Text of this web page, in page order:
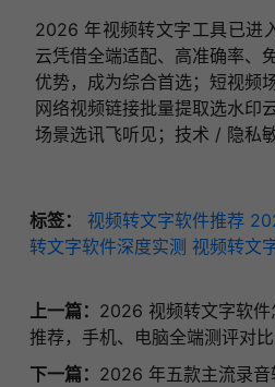
2026 年视频转文字工具已进
云凭借全端适配、高准确率、
优势，成为综合首选；短视频
网络视频链接批量提取选水印
场景选讯飞听见；技术 / 隐私
标签： 视频转文字软件推荐
转文字软件深度实测 视频转文
上一篇： 2026 视频转文字软件
推荐，手机、电脑全端测评对比
下一篇： 2026 年五款主流录音